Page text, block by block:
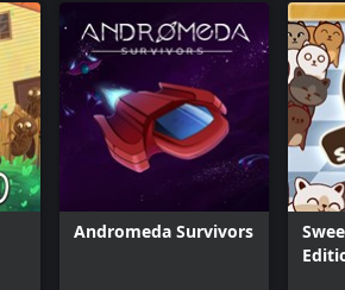
Andromeda Survivors